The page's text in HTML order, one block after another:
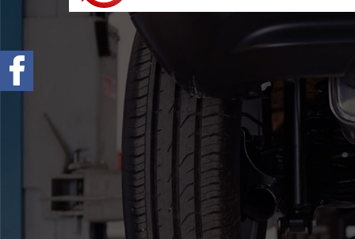
Sprawdzenie historii wypadkowej
Sprawdzenie stanu prawnego samochodu
Oferta
Sprawdzenie samochodu w Polsce
Sprowadzenie samochodu z zagranicy na
Znajdziemy Ci auto
Diagnostyka komputerowa – Radom, Warszawa i